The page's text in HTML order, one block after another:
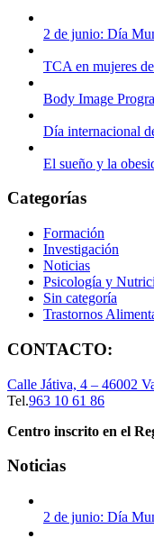
2 de junio: Día
TCA en mujeres
Body Image
Día internacional
El sueño y la
Categorías
Formación
Investigación
Noticias
Psicología y
Sin categoría
Trastornos
CONTACTO:
Calle Játiva, 4 – 46002
Tel.963 10 61 86
Centro inscrito en el
Noticias
2 de junio: Día